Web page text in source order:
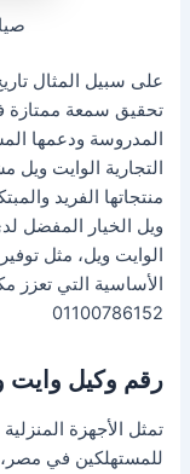
على سبيل المثال
تحقيق سمعة ممتازة
المدروسة ودعمها
التجارية الوايت ويل
منتجاتها الفريد
ويل الخيار المفضل
الوايت ويل، مثل
الأساسية التي تعزز
01100786152
رقم وكيل وايت
للمستهلكين في